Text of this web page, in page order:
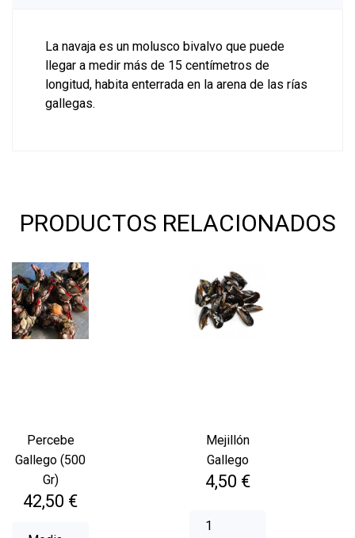
La navaja es un molusco bivalvo que puede
llegar a medir más de 15 centímetros de
longitud, habita enterrada en la arena de las rías
gallegas.
PRODUCTOS RELACIONADOS
Percebe
Gallego (500
Gr)
Precio
42,50 €
Mejillón
Gallego
Precio
4,50 €